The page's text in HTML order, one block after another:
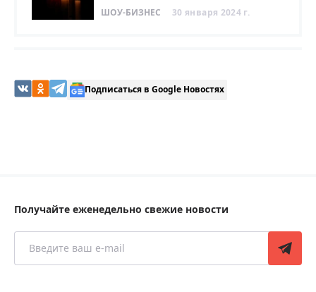
ШОУ-БИЗНЕС 30 января 2024 г.
Подписаться в Google Новостях
Получайте еженедельно свежие новости